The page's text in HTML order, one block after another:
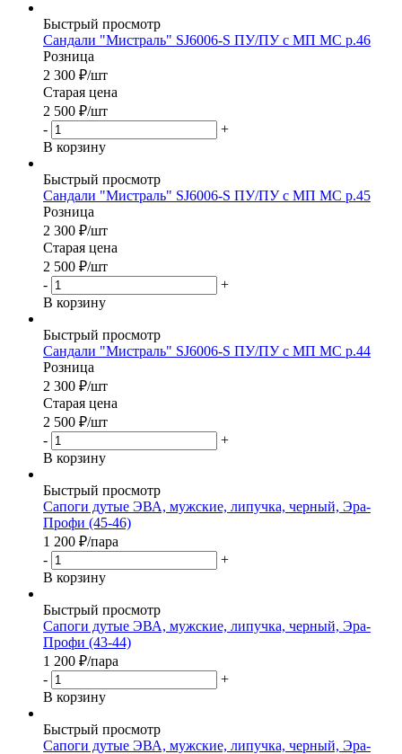
Быстрый просмотр
Сандали "Мистраль" SJ6006-S ПУ/ПУ с МП МС р.46
Розница
2 300 ₽/шт
Старая цена
2 500 ₽/шт
-
+
В корзину
Быстрый просмотр
Сандали "Мистраль" SJ6006-S ПУ/ПУ с МП МС р.45
Розница
2 300 ₽/шт
Старая цена
2 500 ₽/шт
-
+
В корзину
Быстрый просмотр
Сандали "Мистраль" SJ6006-S ПУ/ПУ с МП МС р.44
Розница
2 300 ₽/шт
Старая цена
2 500 ₽/шт
-
+
В корзину
Быстрый просмотр
Сапоги дутые ЭВА, мужские, липучка, черный, Эра-
Профи (45-46)
1 200 ₽/пара
-
+
В корзину
Быстрый просмотр
Сапоги дутые ЭВА, мужские, липучка, черный, Эра-
Профи (43-44)
1 200 ₽/пара
-
+
В корзину
Быстрый просмотр
Сапоги дутые ЭВА, мужские, липучка, черный, Эра-